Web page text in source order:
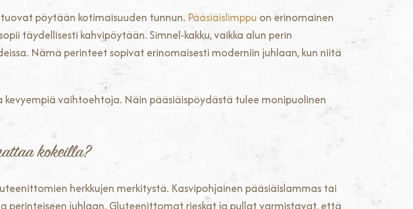
pöytään kotimaisuuden tunnun. Pääsiäislimppu on erinomainen
täydellisesti kahvipöytään. Simnel-kakku, vaikka alun perin
Nämä perinteet sopivat erinomaisesti moderniin juhlaan, kun niitä
vaihtoehtoja. Näin pääsiäispöydästä tulee monipuolinen
kokeilla?
herkkujen merkitystä. Kasvipohjainen pääsiäislammas tai